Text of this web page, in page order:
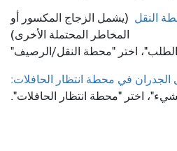
النقل (يشمل الزجاج المكسور أو
المخاطر المحتملة الأخرى)
اختر "محطة النقل/الرصيف"
الجدران في محطة انتظار الحافلات:
اختر "محطة انتظار الحافلات".